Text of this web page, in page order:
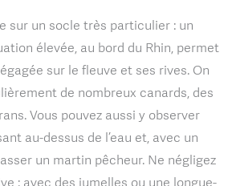
sur un socle très particulier : un
élevée, au bord du Rhin, permet
sur le fleuve et ses rives. On
de nombreux canards, des
Vous pouvez aussi y observer
au-dessus de l’eau et, avec un
un martin pêcheur. Ne négligez